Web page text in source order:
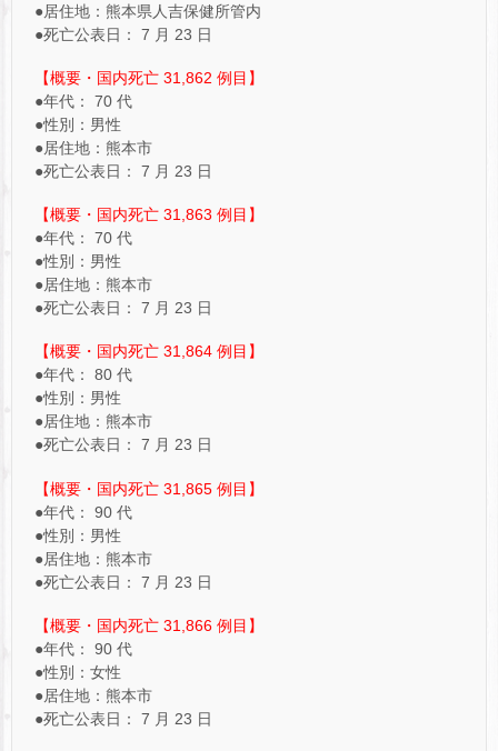
●居住地：熊本県人吉保健所管内
●死亡公表日： 7 月 23 日
【概要・国内死亡 31,862 例目】
●年代： 70 代
●性別：男性
●居住地：熊本市
●死亡公表日： 7 月 23 日
【概要・国内死亡 31,863 例目】
●年代： 70 代
●性別：男性
●居住地：熊本市
●死亡公表日： 7 月 23 日
【概要・国内死亡 31,864 例目】
●年代： 80 代
●性別：男性
●居住地：熊本市
●死亡公表日： 7 月 23 日
【概要・国内死亡 31,865 例目】
●年代： 90 代
●性別：男性
●居住地：熊本市
●死亡公表日： 7 月 23 日
【概要・国内死亡 31,866 例目】
●年代： 90 代
●性別：女性
●居住地：熊本市
●死亡公表日： 7 月 23 日